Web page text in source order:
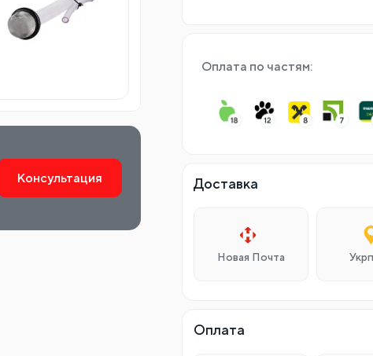
Консультация
Оплата по частям:
Доставка
Новая Почта
Оплата